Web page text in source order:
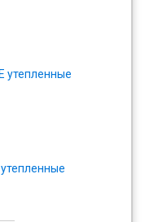
утепленные